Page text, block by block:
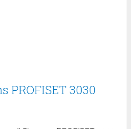
PROFISET 3030